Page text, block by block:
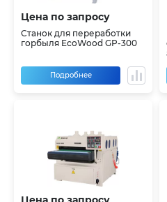
Цена по запросу
Станок для переработки
горбыля EcoWood GP-300
Подробнее